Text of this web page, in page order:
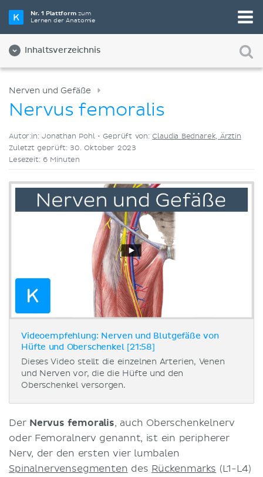
Nr. 1 Plattformzum
Lernen der Anatomie
Inhaltsverzeichnis
Wähle die beste Lernmethode für dich
Videos
Nerven und Gefäße
Nervus femoralis
Autor:in: Jonathan Pohl •Geprüft von:Claudia Bednarek, Ärztin
Zuletzt geprüft: 30. Oktober 2023
Lesezeit: 6 Minuten
Videoempfehlung: Nerven und Blutgefäße von
Hüfte und Oberschenkel [21:58]
Dieses Video stellt die einzelnen Arterien, Venen
und Nerven vor, die die Hüfte und den
Oberschenkel versorgen.
Der Nervus femoralis, auch Oberschenkelnerv
oder Femoralnerv genannt, ist ein peripherer
Nerv, der den ersten vier lumbalen
Spinalnervensegmenten des Rückenmarks (L1-L4)